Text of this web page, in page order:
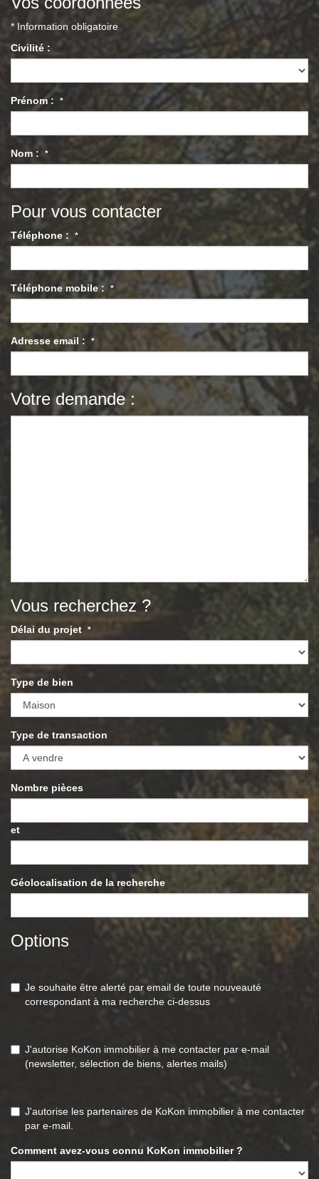
* Information obligatoire
Civilité :
Prénom : *
Nom : *
Pour vous contacter
Téléphone : *
Téléphone mobile : *
Adresse email : *
Votre demande :
Vous recherchez ?
Délai du projet *
Type de bien
Type de transaction
Nombre pièces
et
Géolocalisation de la recherche
Options
Je souhaite être alerté par email de toute nouveauté
correspondant à ma recherche ci-dessus
J'autorise KoKon immobilier à me contacter par e-mail
(newsletter, sélection de biens, alertes mails)
J'autorise les partenaires de KoKon immobilier à me contacter
par e-mail.
Comment avez-vous connu KoKon immobilier ?